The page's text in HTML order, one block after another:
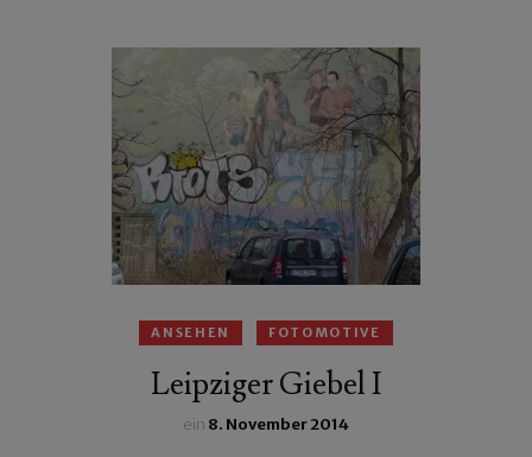
ANSEHEN FOTOMOTIVE
Leipziger Giebel I
ein 8. November 2014